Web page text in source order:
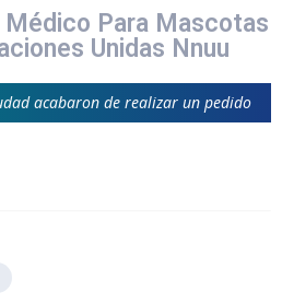
Para Mascotas
Unidas Nnuu